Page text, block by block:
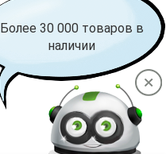
Более 30 000 товаров в
наличии